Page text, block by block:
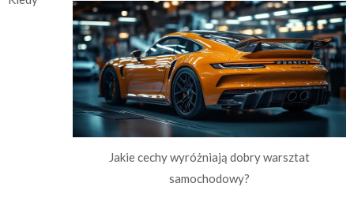
Jakie cechy wyróżniają dobry warsztat
samochodowy?